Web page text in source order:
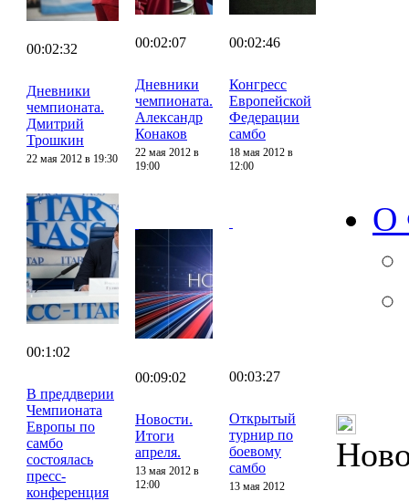
00:02:32
Дневники
чемпионата.
Дмитрий
Трошкин
22 мая 2012 в 19:30
00:02:07
Дневники
чемпионата.
Александр
Конаков
22 мая 2012 в
19:00
00:02:46
Конгресс
Европейской
Федерации
самбо
18 мая 2012 в
12:00
00:1:02
В преддверии
Чемпионата
Европы по
самбо
состоялась
пресс-
конференция
00:09:02
Новости.
Итоги
апреля.
13 мая 2012 в
12:00
00:03:27
Открытый
турнир по
боевому
самбо
13 мая 2012
О